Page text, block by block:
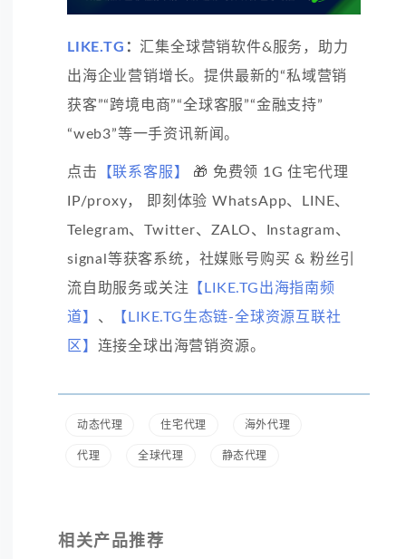
LIKE.TG ： 汇集全球营销软件&服务，助力
出海企业营销增长。提供最新的“私域营销
获客”“跨境电商”“全球客服”“金融支持”
“web3”等一手资讯新闻。
点击 【联系客服】
🎁 免费领 1G 住宅代理
IP/proxy， 即刻体验 WhatsApp、LINE、
Telegram、Twitter、ZALO、Instagram、
signal等获客系统，社媒账号购买 & 粉丝引
流自助服务或关注 【LIKE.TG出海指南频
道】 、
【LIKE.TG生态链-全球资源互联社
区】 连接全球出海营销资源。
动态代理 住宅代理 海外代理
代理 全球代理 静态代理
相关产品推荐